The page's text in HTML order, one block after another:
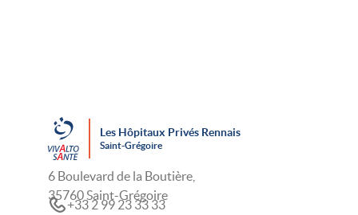
Les Hôpitaux Privés Rennais
Saint-Grégoire
6 Boulevard de la Boutière,
35760 Saint-Grégoire
+33 2 99 23 33 33